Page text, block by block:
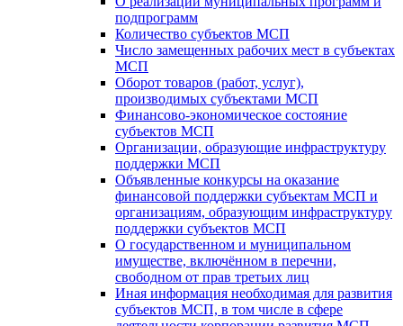
подпрограмм
Количество субъектов МСП
Число замещенных рабочих мест в субъектах
МСП
Оборот товаров (работ, услуг),
производимых субъектами МСП
Финансово-экономическое состояние
субъектов МСП
Организации, образующие инфраструктуру
поддержки МСП
Объявленные конкурсы на оказание
финансовой поддержки субъектам МСП и
организациям, образующим инфраструктуру
поддержки субъектов МСП
О государственном и муниципальном
имуществе, включённом в перечни,
свободном от прав третьих лиц
Иная информация необходимая для развития
субъектов МСП, в том числе в сфере